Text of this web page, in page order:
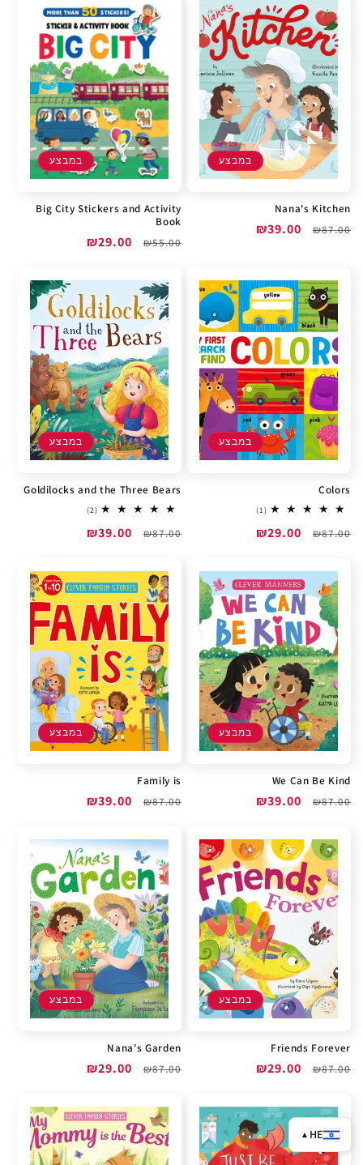
במבצע
Nana's Kitchen
מחיר
₪87.00
מחיר
₪39.00
במבצע
Big City Stickers and Activity
Book
מחיר
₪55.00
מחיר
₪29.00
במבצע
Colors
(1)
1
reviews
מחיר
₪87.00
מחיר
₪29.00
במבצע
Goldilocks and the Three Bears
(2)
2
reviews
מחיר
₪87.00
מחיר
₪39.00
במבצע
We Can Be Kind
מחיר
₪87.00
מחיר
₪39.00
במבצע
Family is
מחיר
₪87.00
מחיר
₪39.00
במבצע
Friends Forever
מחיר
₪87.00
מחיר
₪29.00
במבצע
Nana's Garden
מחיר
₪87.00
מחיר
₪29.00
HE
▲